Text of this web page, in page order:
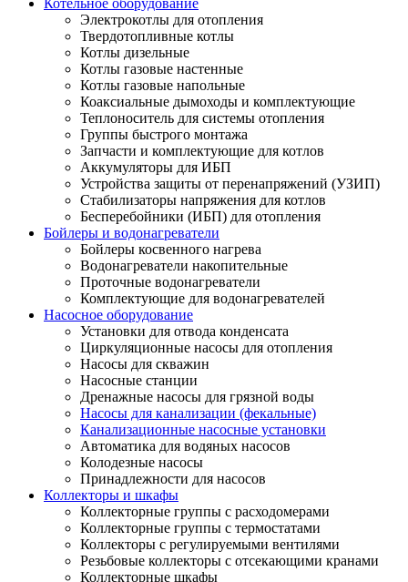
Котельное оборудование
Электрокотлы для отопления
Твердотопливные котлы
Котлы дизельные
Котлы газовые настенные
Котлы газовые напольные
Коаксиальные дымоходы и комплектующие
Теплоноситель для системы отопления
Группы быстрого монтажа
Запчасти и комплектующие для котлов
Аккумуляторы для ИБП
Устройства защиты от перенапряжений (УЗИП)
Стабилизаторы напряжения для котлов
Бесперебойники (ИБП) для отопления
Бойлеры и водонагреватели
Бойлеры косвенного нагрева
Водонагреватели накопительные
Проточные водонагреватели
Комплектующие для водонагревателей
Насосное оборудование
Установки для отвода конденсата
Циркуляционные насосы для отопления
Насосы для скважин
Насосные станции
Дренажные насосы для грязной воды
Насосы для канализации (фекальные)
Канализационные насосные установки
Автоматика для водяных насосов
Колодезные насосы
Принадлежности для насосов
Коллекторы и шкафы
Коллекторные группы с расходомерами
Коллекторные группы с термостатами
Коллекторы с регулируемыми вентилями
Резьбовые коллекторы с отсекающими кранами
Коллекторные шкафы